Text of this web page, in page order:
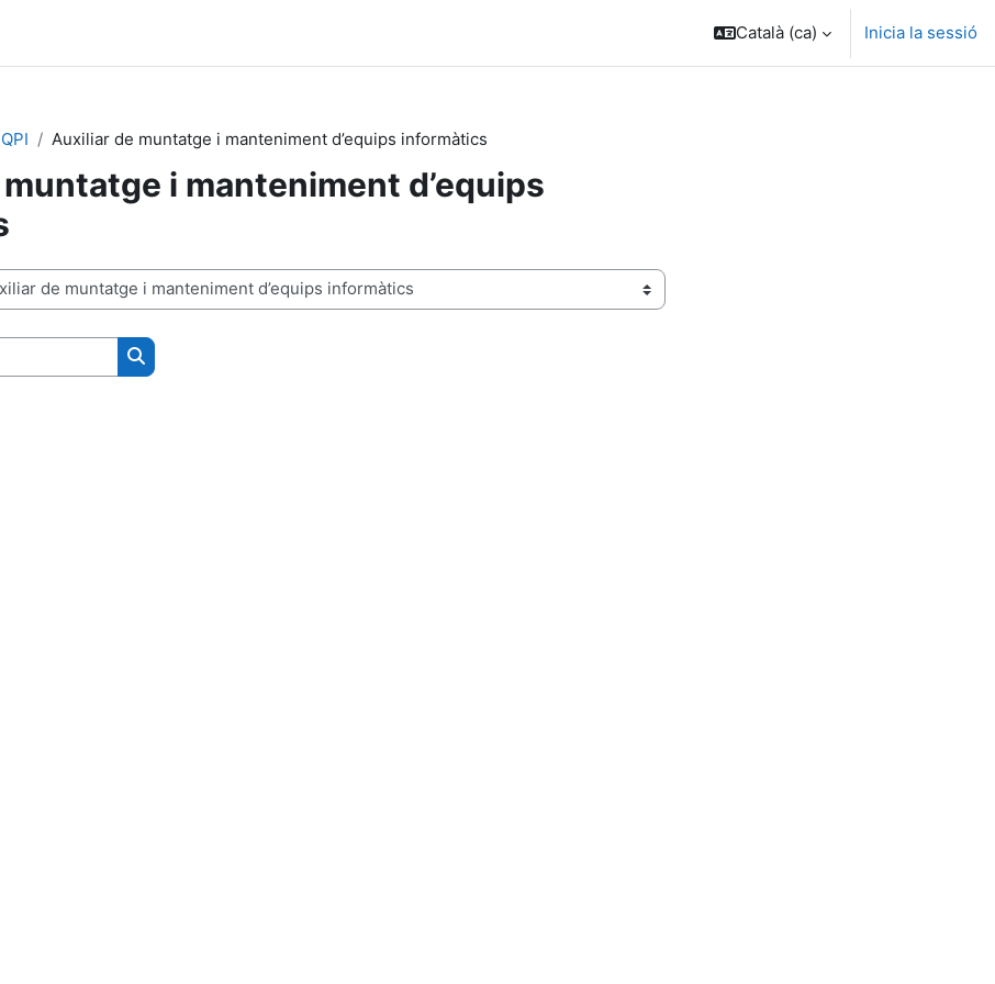
Català ‎(ca)‎ Inicia la sessió
Auxiliar de muntatge i manteniment d’equips informàtics
i manteniment d’equips
Cerca cursos